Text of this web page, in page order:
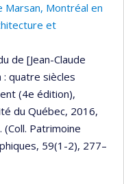
Marsan, Montréal en
et
de [Jean-Claude
quatre siècles
(4e édition),
du Québec, 2016,
Patrimoine
59(1-2), 277–